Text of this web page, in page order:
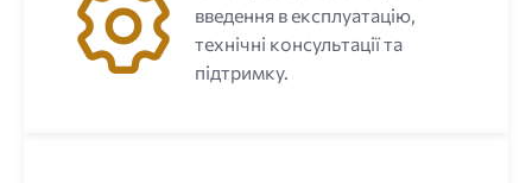
введення в експлуатацію,
технічні консультації та
підтримку.